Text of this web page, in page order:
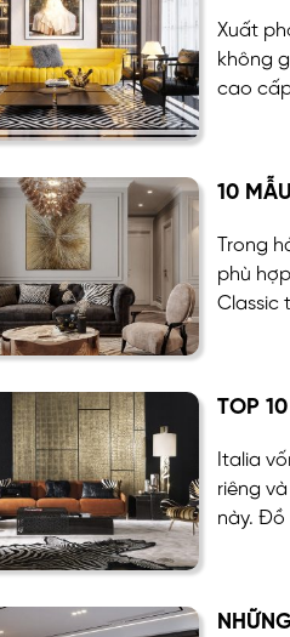
Xuất
không
cao
10
Trong
phù
Classic
TOP
Italia
riêng
này. Đồ